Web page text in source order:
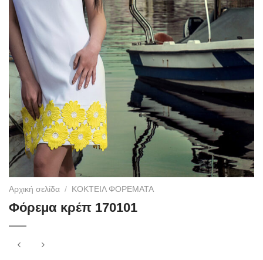
Αρχική σελίδα / ΚΟΚΤΕΙΛ ΦΟΡΕΜΑΤΑ
Φόρεμα κρέπ 170101